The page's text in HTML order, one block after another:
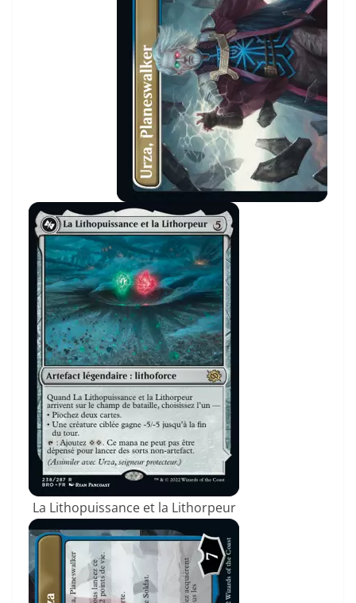
La Lithopuissance et la Lithorpeur